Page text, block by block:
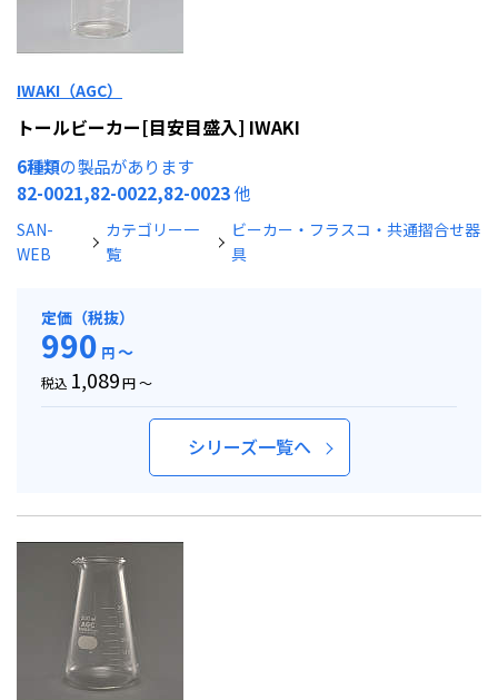
IWAKI（AGC）
トールビーカー[目安目盛入] IWAKI
6種類の製品があります
82-0021,82-0022,82-0023他
SAN-
WEB
カテゴリー一
覧
ビーカー・フラスコ・共通摺合せ器
具
定価（税抜）
990 円～
税込 1,089円 ～
シリーズ一覧へ